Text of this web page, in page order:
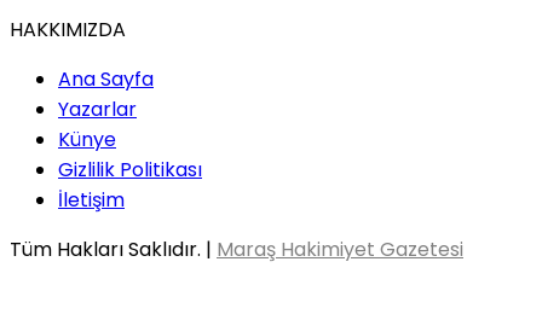
HAKKIMIZDA
Ana Sayfa
Yazarlar
Künye
Gizlilik Politikası
İletişim
Tüm Hakları Saklıdır. | Maraş Hakimiyet Gazetesi